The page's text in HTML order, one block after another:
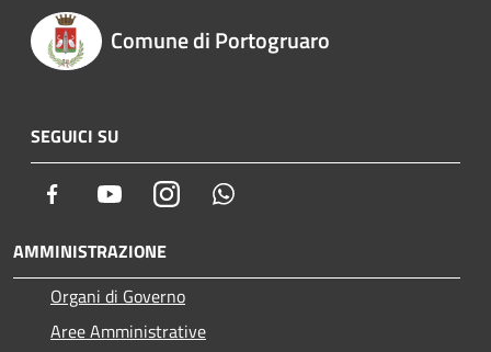
Comune di Portogruaro
SEGUICI SU
Facebook YoutubeInstagram
AMMINISTRAZIONE
Organi di Governo
Aree Amministrative